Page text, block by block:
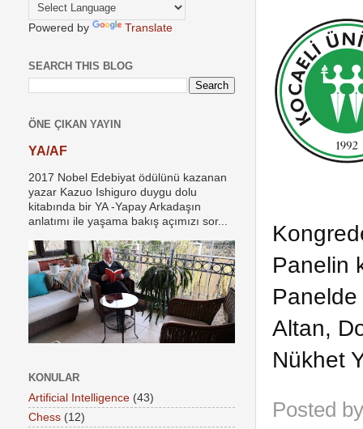
Panelin
Altan,
Nükhet
Posted
Powered by Translate
SEARCH THIS BLOG
ÖNE ÇIKAN YAYIN
YA/AF
2017 Nobel Edebiyat ödülünü kazanan
yazar Kazuo Ishiguro duygu dolu
kitabında bir YA -Yapay Arkadaşın
anlatımı ile yaşama bakış açımızı sor...
KONULAR
Artificial Intelligence (43)
Chess (12)